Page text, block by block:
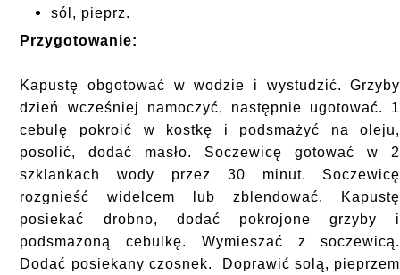
sól, pieprz.
Przygotowanie:
Kapustę obgotować w wodzie i wystudzić. Grzyby
dzień wcześniej namoczyć, następnie ugotować. 1
cebulę pokroić w kostkę i podsmażyć na oleju,
posolić, dodać masło. Soczewicę gotować w 2
szklankach wody przez 30 minut. Soczewicę
rozgnieść widelcem lub zblendować. Kapustę
posiekać drobno, dodać pokrojone grzyby i
podsmażoną cebulkę. Wymieszać z soczewicą.
Dodać posiekany czosnek. Doprawić solą, pieprzem